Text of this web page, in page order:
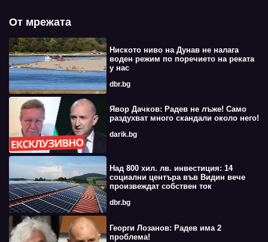
От мрежата
Ниското ниво на Дунав не налага
воден режим по поречието на реката
у нас
dbr.bg
Явор Дачков: Радев не лъже! Само
раздухват много скандали около него!
darik.bg
Над 800 хил. лв. инвестиция: 14
социални центъра във Видин вече
произвеждат собствен ток
dbr.bg
Георги Лозанов: Радев има 2
проблема!